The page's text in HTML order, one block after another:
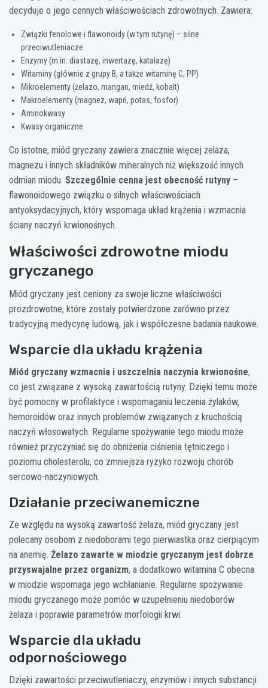
decyduje o jego cennych właściwościach zdrowotnych. Zawiera:
Związki fenolowe i flawonoidy (w tym rutynę) – silne
przeciwutleniacze
Enzymy (m.in. diastazę, inwertazę, katalazę)
Witaminy (głównie z grupy B, a także witaminę C, PP)
Mikroelementy (żelazo, mangan, miedź, kobalt)
Makroelementy (magnez, wapń, potas, fosfor)
Aminokwasy
Kwasy organiczne
Co istotne, miód gryczany zawiera znacznie więcej żelaza,
magnezu i innych składników mineralnych niż większość innych
odmian miodu. Szczególnie cenna jest obecność rutyny –
flawonoidowego związku o silnych właściwościach
antyoksydacyjnych, który wspomaga układ krążenia i wzmacnia
ściany naczyń krwionośnych.
Właściwości zdrowotne miodu
gryczanego
Miód gryczany jest ceniony za swoje liczne właściwości
prozdrowotne, które zostały potwierdzone zarówno przez
tradycyjną medycynę ludową, jak i współczesne badania naukowe.
Wsparcie dla układu krążenia
Miód gryczany wzmacnia i uszczelnia naczynia krwionośne,
co jest związane z wysoką zawartością rutyny. Dzięki temu może
być pomocny w profilaktyce i wspomaganiu leczenia żylaków,
hemoroidów oraz innych problemów związanych z kruchością
naczyń włosowatych. Regularne spożywanie tego miodu może
również przyczyniać się do obniżenia ciśnienia tętniczego i
poziomu cholesterolu, co zmniejsza ryzyko rozwoju chorób
sercowo-naczyniowych.
Działanie przeciwanemiczne
Ze względu na wysoką zawartość żelaza, miód gryczany jest
polecany osobom z niedoborami tego pierwiastka oraz cierpiącym
na anemię. Żelazo zawarte w miodzie gryczanym jest dobrze
przyswajalne przez organizm, a dodatkowo witamina C obecna
w miodzie wspomaga jego wchłanianie. Regularne spożywanie
miodu gryczanego może pomóc w uzupełnieniu niedoborów
żelaza i poprawie parametrów morfologii krwi.
Wsparcie dla układu
odpornościowego
Dzięki zawartości przeciwutleniaczy, enzymów i innych substancji